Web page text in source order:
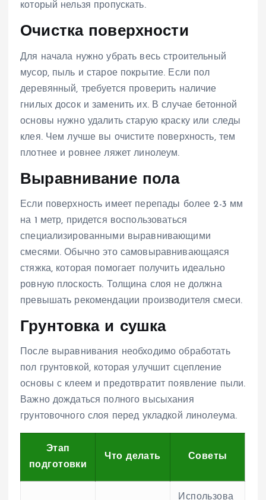
который нельзя пропускать.
Очистка поверхности
Для начала нужно убрать весь строительный
мусор, пыль и старое покрытие. Если пол
деревянный, требуется проверить наличие
гнилых досок и заменить их. В случае бетонной
основы нужно удалить старую краску или следы
клея. Чем лучше вы очистите поверхность, тем
плотнее и ровнее ляжет линолеум.
Выравнивание пола
Если поверхность имеет перепады более 2-3 мм
на 1 метр, придется воспользоваться
специализированными выравнивающими
смесями. Обычно это самовыравнивающаяся
стяжка, которая помогает получить идеально
ровную плоскость. Толщина слоя не должна
превышать рекомендации производителя смеси.
Грунтовка и сушка
После выравнивания необходимо обработать
пол грунтовкой, которая улучшит сцепление
основы с клеем и предотвратит появление пыли.
Важно дождаться полного высыхания
грунтовочного слоя перед укладкой линолеума.
Этап
подготовки
Что делать Советы
Использова